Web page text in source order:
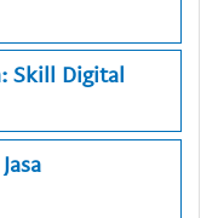
Skill Digital